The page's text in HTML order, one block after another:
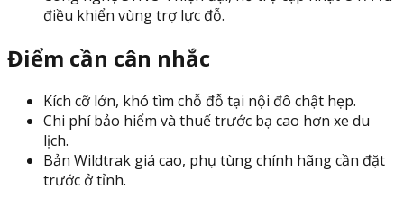
điều khiển vùng trợ lực đỗ.
Điểm cần cân nhắc
Kích cỡ lớn, khó tìm chỗ đỗ tại nội đô chật hẹp.
Chi phí bảo hiểm và thuế trước bạ cao hơn xe du
lịch.
Bản Wildtrak giá cao, phụ tùng chính hãng cần đặt
trước ở tỉnh.